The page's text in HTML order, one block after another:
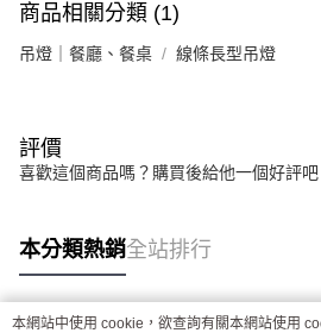
商品相關分類 (1)
吊燈｜餐廳、餐桌 線條長型吊燈
評價
喜歡這個商品嗎？購買後給他一個好評吧
本分類熱銷全站排行
本網站中使用 cookie，欲查詢有關本網站使用